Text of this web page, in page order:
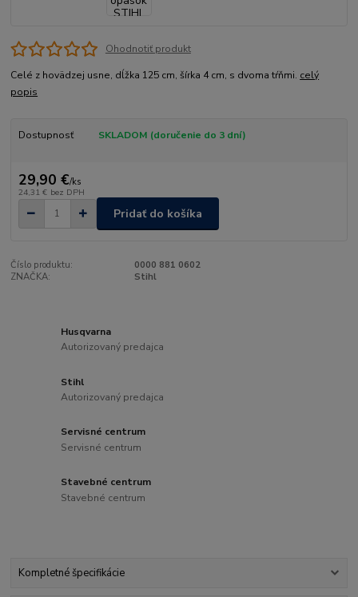
Ohodnotiť produkt
Celé z hovädzej usne, dĺžka 125 cm, šírka 4 cm, s dvoma tŕňmi. celý
popis
Dostupnosť SKLADOM (doručenie do 3 dní)
29,90 €/ks
24,31 € bez DPH
Pridať do košíka
Číslo produktu:
0000 881 0602
ZNAČKA:
Stihl
Husqvarna
Autorizovaný predajca
Stihl
Autorizovaný predajca
Servisné centrum
Servisné centrum
Stavebné centrum
Stavebné centrum
Kompletné špecifikácie